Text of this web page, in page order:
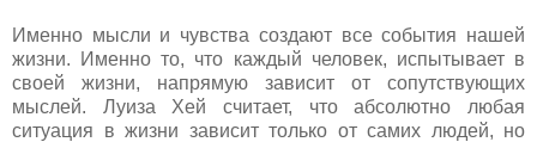
Именно мысли и чувства создают все события нашей
жизни. Именно то, что каждый человек, испытывает в
своей жизни, напрямую зависит от сопутствующих
мыслей. Луиза Хей считает, что абсолютно любая
ситуация в жизни зависит только от самих людей, но